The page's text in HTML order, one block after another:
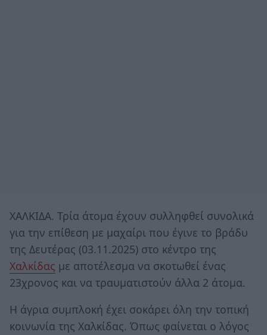
ΧΑΛΚΙΔΑ. Τρία άτομα έχουν συλληφθεί συνολικά
για την επίθεση με μαχαίρι που έγινε το βράδυ
της Δευτέρας (03.11.2025) στο κέντρο της
Χαλκίδας με αποτέλεσμα να σκοτωθεί ένας
23χρονος και να τραυματιστούν άλλα 2 άτομα.
Η άγρια συμπλοκή έχει σοκάρει όλη την τοπική
κοινωνία της Χαλκίδας. Όπως φαίνεται ο λόγος